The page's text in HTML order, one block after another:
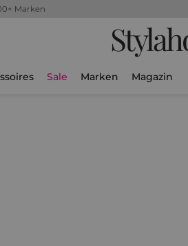
Marken
Sale Marken Magazin